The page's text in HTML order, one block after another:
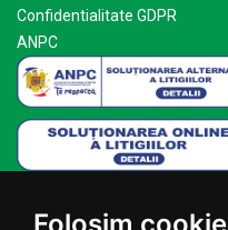
Confidentialitate GDPR
ANPC